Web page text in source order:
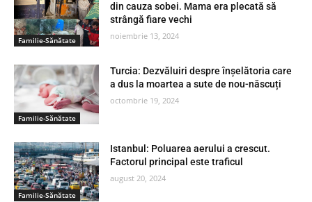
Familie-Sănătate
din cauza sobei. Mama era plecată să
strângă fiare vechi
noiembrie 13, 2024
Familie-Sănătate
Turcia: Dezvăluiri despre înșelătoria care
a dus la moartea a sute de nou-născuți
octombrie 19, 2024
Familie-Sănătate
Istanbul: Poluarea aerului a crescut.
Factorul principal este traficul
august 20, 2024